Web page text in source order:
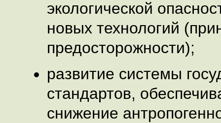
экологической
новых технологий
предосторожности);
развитие системы
стандартов,
снижение